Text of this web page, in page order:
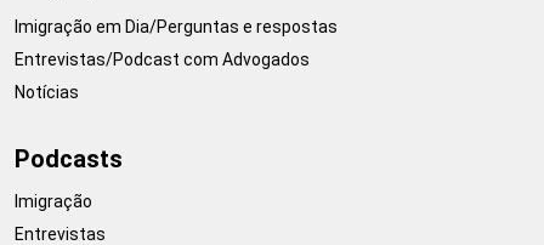
Imigração em Dia/Perguntas e respostas
Entrevistas/Podcast com Advogados
Notícias
Podcasts
Imigração
Entrevistas